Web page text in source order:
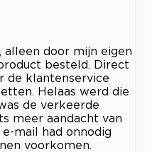
alleen door mijn eigen
besteld. Direct
de klantenservice
Helaas werd die
de verkeerde
meer aandacht van
mail had onnodig
voorkomen.